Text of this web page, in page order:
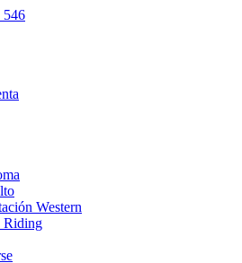
546
Western
Riding